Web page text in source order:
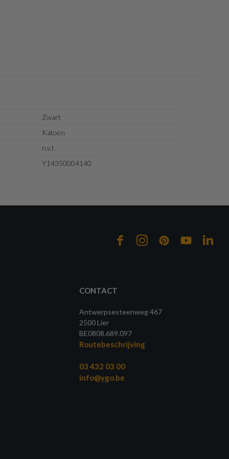
Zwart
Katoen
n.v.t.
Y14350004140
CONTACT
Antwerpsesteenweg 467
2500 Lier
BE0808.689.097
Routebeschrijving
03 432 03 00
info@ygo.be